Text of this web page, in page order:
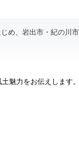
め、岩出市・紀の川
魅力をお伝えします。